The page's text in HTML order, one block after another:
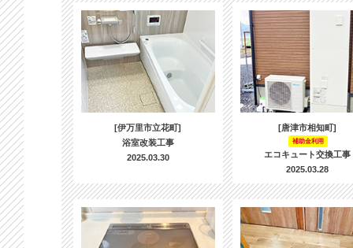
[伊万里市立花町]
浴室改装工事
2025.03.30
[唐津市相知町]
補助金利用
エコキュート交換工事
2025.03.28